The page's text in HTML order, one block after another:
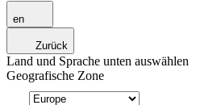
en
Zurück
Land und Sprache unten auswählen
Geografische Zone